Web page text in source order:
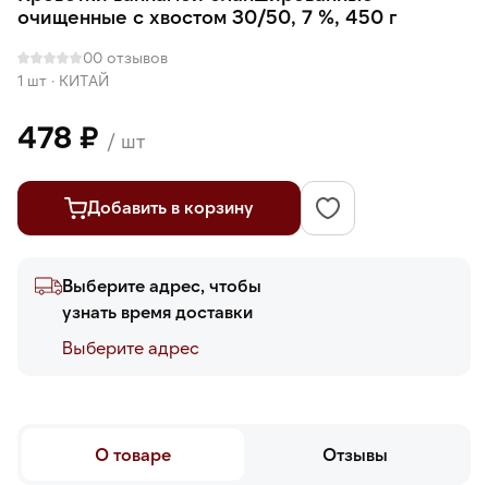
очищенные с хвостом 30/50, 7 %, 450 г
00 отзывов
1 шт · КИТАЙ
478 ₽ / шт
Добавить в корзину
Выберите адрес, чтобы
узнать время доставки
Выберите адреc
О товаре Отзывы